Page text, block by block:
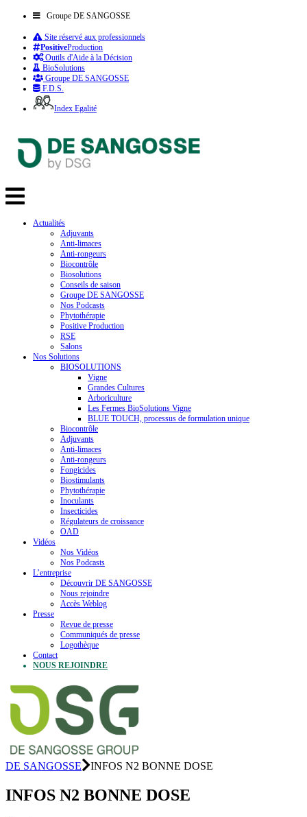
Groupe DE SANGOSSE
Site réservé aux professionnels
PositiveProduction
Outils d'Aide à la Décision
BioSolutions
Groupe DE SANGOSSE
F.D.S.
Index Egalité
Actualités
Adjuvants
Anti-limaces
Anti-rongeurs
Biocontrôle
Biosolutions
Conseils de saison
Groupe DE SANGOSSE
Nos Podcasts
Phytothérapie
Positive Production
RSE
Salons
Nos Solutions
BIOSOLUTIONS
Vigne
Grandes Cultures
Arboriculture
Les Fermes BioSolutions Vigne
BLUE TOUCH, processus de formulation unique
Biocontrôle
Adjuvants
Anti-limaces
Anti-rongeurs
Fongicides
Biostimulants
Phytothérapie
Inoculants
Insecticides
Régulateurs de croissance
OAD
Vidéos
Nos Vidéos
Nos Podcasts
L’entreprise
Découvrir DE SANGOSSE
Nous rejoindre
Accès Weblog
Presse
Revue de presse
Communiqués de presse
Logothèque
Contact
NOUS REJOINDRE
DE SANGOSSE INFOS N2 BONNE DOSE
INFOS N2 BONNE DOSE